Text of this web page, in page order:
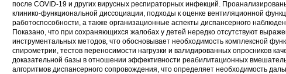
после COVID-19 и других вирусных респираторных инфекций.
клинико-функциональной диссоциации, подходы к оценке вентиляционной
работоспособности, а также организационные аспекты диспансерного
Показано, что при сохраняющихся жалобах у детей нередко отсутствуют
инструментальных методов, что обосновывает необходимость комплексной
спирометрии, тестов переносимости нагрузки и валидированных опросников
доказательной базы в отношении эффективности реабилитационных
алгоритмов диспансерного сопровождения, что определяет необходимость